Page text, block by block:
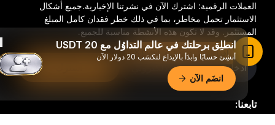
العملات الرقمية: اشترك الآن في نشرتنا الإخبارية.جميع أشكال
الاستثمار تحمل مخاطر، بما في ذلك خطر فقدان كامل المبلغ
المستثمر. وقد لا تكون هذه الأنشطة مناسبة للجميع.
تابعنا:
انطلِق برحلتك في عالم التداوُل مع 20 USDT
أنشِئ حسابًا وابدَأ بالإيداع لتكسَب 20 دولار الآن
انضَم الآن
اقرأ المقال في تطبيق Bybit